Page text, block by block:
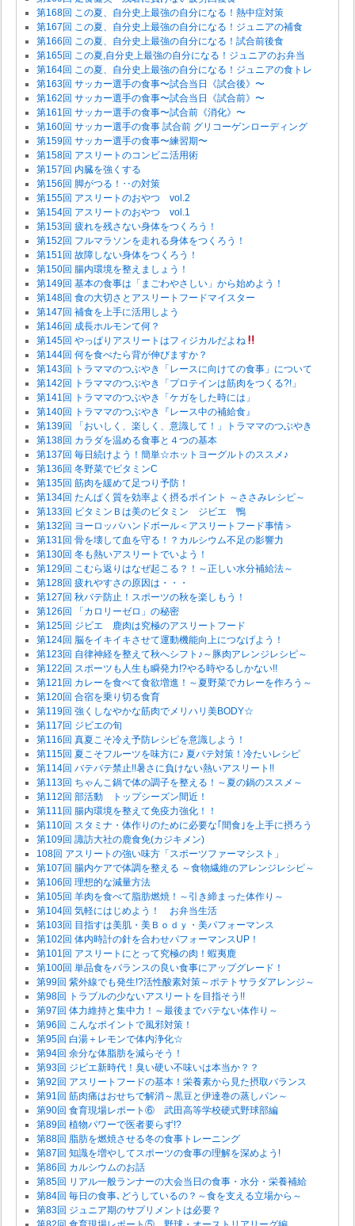
第168回 この夏、自分史上最強の自分になる！熱中症対策
第167回 この夏、自分史上最強の自分になる！ジュニアの補食
第166回 この夏、自分史上最強の自分になる！試合前後食
第165回 この夏,自分史上最強の自分になる！ジュニアのお弁当
第164回 この夏、自分史上最強の自分になる！ジュニアの食トレ
第163回 サッカー選手の食事〜試合当日《試合後》〜
第162回 サッカー選手の食事〜試合当日《試合前》〜
第161回 サッカー選手の食事〜試合前《消化》〜
第160回 サッカー選手の食事 試合前 グリコーゲンローディング
第159回 サッカー選手の食事〜練習期〜
第158回 アスリートのコンビニ活用術
第157回 内臓を強くする
第156回 脚がつる！‥の対策
第155回 アスリートのおやつ vol.2
第154回 アスリートのおやつ vol.1
第153回 疲れを残さない身体をつくろう！
第152回 フルマラソンを走れる身体をつくろう！
第151回 故障しない身体をつくろう！
第150回 腸内環境を整えましょう！
第149回 基本の食事は「まごわやさしい」から始めよう！
第148回 食の大切さとアスリートフードマイスター
第147回 補食を上手に活用しよう
第146回 成長ホルモンて何？
第145回 やっぱりアスリートはフィジカルだよね
第144回 何を食べたら背が伸びますか？
第143回 トラママのつぶやき「レースに向けての食事」について
第142回 トラママのつぶやき「プロテインは筋肉をつくる?!」
第141回 トラママのつぶやき「ケガをした時には」
第140回 トラママのつぶやき『レース中の補給食』
第139回 「おいしく、楽しく、意識して！」トラママのつぶやき
第138回 カラダを温める食事と４つの基本
第137回 毎日続けよう！簡単☆ホットヨーグルトのススメ♪
第136回 冬野菜でビタミンC
第135回 筋肉を緩めて足つり予防！
第134回 たんぱく質を効率よく摂るポイント ～ささみレシピ～
第133回 ビタミンＢは美のビタミン ジビエ 鴨
第132回 ヨーロッパハンドボール＜アスリートフード事情＞
第131回 骨を壊して血を守る！？カルシウム不足の影響力
第130回 冬も熱いアスリートでいよう！
第129回 こむら返りはなぜ起こる？！～正しい水分補給法～
第128回 疲れやすさの原因は・・・
第127回 秋バテ防止！スポーツの秋を楽しもう！
第126回 「カロリーゼロ」の秘密
第125回 ジビエ 鹿肉は究極のアスリートフード
第124回 脳をイキイキさせて運動機能向上につなげよう！
第123回 自律神経を整えて秋へシフト♪～豚肉アレンジレシピ～
第122回 スポーツも人生も瞬発力!?やる時やるしかない!!
第121回 カレーを食べて食欲増進！～夏野菜でカレーを作ろう～
第120回 合宿を乗り切る食育
第119回 強くしなやかな筋肉でメリハリ美BODY☆
第117回 ジビエの旬
第116回 真夏こそ冷え予防レシピを意識しよう！
第115回 夏こそフルーツを味方に♪ 夏バテ対策！冷たいレシピ
第114回 バテバテ禁止!!暑さに負けない熱いアスリート!!
第113回 ちゃんこ鍋で体の調子を整える！～夏の鍋のススメ～
第112回 部活動 トップシーズン間近！
第111回 腸内環境を整えて免疫力強化！！
第110回 スタミナ・体作りのために必要な｢間食｣を上手に摂ろう
第109回 諏訪大社の鹿食免(カジキメン)
108回 アスリートの強い味方「スポーツファーマシスト」
第107回 腸内ケアで体調を整える ～食物繊維のアレンジレシピ～
第106回 理想的な減量方法
第105回 羊肉を食べて脂肪燃焼！～引き締まった体作り～
第104回 気軽にはじめよう！ お弁当生活
第103回 目指すは美肌・美Ｂｏｄｙ・美パフォーマンス
第102回 体内時計の針を合わせパフォーマンスUP！
第101回 アスリートにとって究極の肉！蝦夷鹿
第100回 単品食をバランスの良い食事にアップグレード！
第99回 紫外線でも発生!?活性酸素対策～ポテトサラダアレンジ～
第98回 トラブルの少ないアスリートを目指そう!!
第97回 体力維持と集中力！～最後までバテない体作り～
第96回 こんなポイントで風邪対策！
第95回 白湯＋レモンで体内浄化☆
第94回 余分な体脂肪を減らそう！
第93回 ジビエ新時代！臭い硬い不味いは本当か？？
第92回 アスリートフードの基本！栄養素から見た摂取バランス
第91回 筋肉痛はおせちで解消～黒豆と伊達巻の蒸しパン～
第90回 食育現場レポート⑥ 武田高等学校硬式野球部編
第89回 植物パワーで医者要らず!?
第88回 脂肪を燃焼させる冬の食事トレーニング
第87回 知識を増やしてスポーツの食事の理解を深めよう!
第86回 カルシウムのお話
第85回 リアル一般ランナーの大会当日の食事・水分・栄養補給
第84回 毎日の食事､どうしているの？～食を支える立場から～
第83回 ジュニア期のサプリメントは必要？